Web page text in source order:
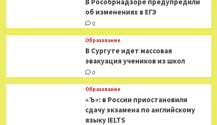
об изменениях в ЕГЭ
0
Образование
В Сургуте идет массовая
эвакуация учеников из школ
0
Образование
«Ъ»: в России приостановили
сдачу экзамена по английскому
языку IELTS